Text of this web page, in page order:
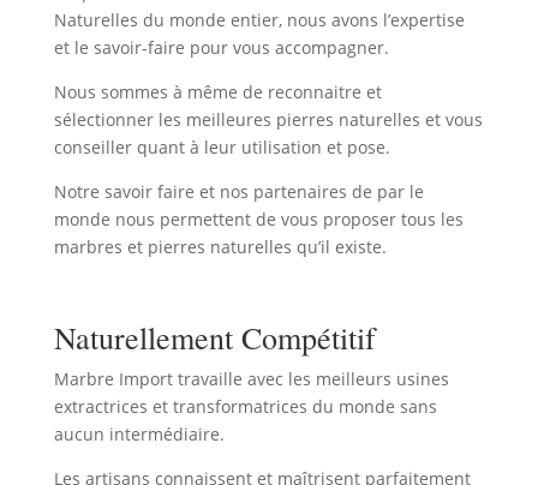
Naturelles du monde entier, nous avons l’expertise
et le savoir-faire pour vous accompagner.
Nous sommes à même de reconnaitre et
sélectionner les meilleures pierres naturelles et vous
conseiller quant à leur utilisation et pose.
Notre savoir faire et nos partenaires de par le
monde nous permettent de vous proposer tous les
marbres et pierres naturelles qu’il existe.
Naturellement Compétitif
Marbre Import travaille avec les meilleurs usines
extractrices et transformatrices du monde sans
aucun intermédiaire.
Les artisans connaissent et maîtrisent parfaitement